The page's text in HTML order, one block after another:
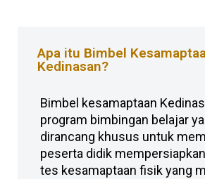
Apa itu Bimbel
Kedinasan?
Bimbel kesamaptaan
program bimbingan belajar
dirancang khusus untuk
peserta didik
tes kesamaptaan fisik yang